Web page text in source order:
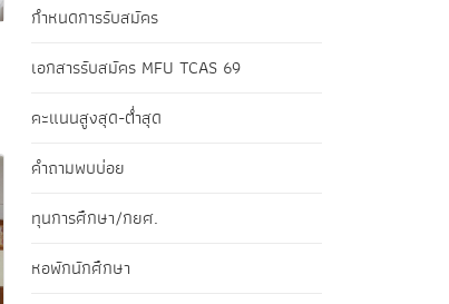
กำหนดการรับสมัคร
เอกสารรับสมัคร MFU TCAS 69
คะแนนสูงสุด-ต่ำสุด
คำถามพบบ่อย
ทุนการศึกษา/กยศ.
หอพักนักศึกษา